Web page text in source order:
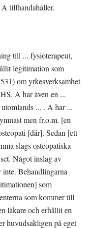
A tillhandahåller.
till ... fysioterapeut,
legitimation som
om yrkesverksamhet
A har även en ...
... . A har ...
men fr.o.m. [en
[där]. Sedan [ett
slags osteopatiska
Något inslag av
Behandlingarna
som
som kommer till
läkare och erhållit en
huvudsakligen på eget